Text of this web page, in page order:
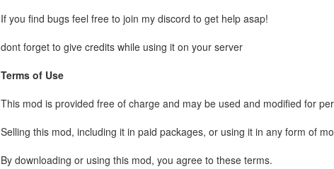
If you find bugs feel free to join my discord to get help asap!
dont forget to give credits while using it on your server
Terms of Use
This mod is provided free of charge and may be used and modified for
Selling this mod, including it in paid packages, or using it in any form of
By downloading or using this mod, you agree to these terms.